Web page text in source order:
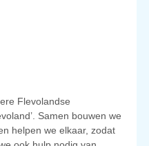
Flevolandse
Samen bouwen we
helpen we elkaar, zodat